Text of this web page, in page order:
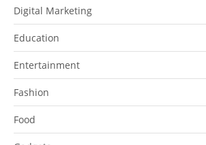
Digital Marketing
Education
Entertainment
Fashion
Food